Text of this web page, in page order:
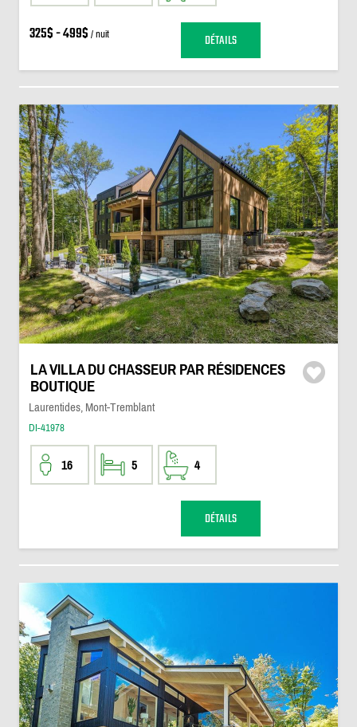
325$ - 499$ / nuit DÉTAILS
LA VILLA DU CHASSEUR PAR RÉSIDENCES
BOUTIQUE
Laurentides, Mont-Tremblant
DI-41978
16 5 4
DÉTAILS